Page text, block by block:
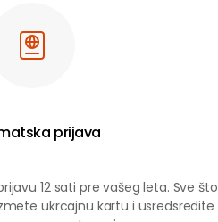
prijava
12 sati pre vašeg leta. Sve što
ukrcajnu kartu i usredsredite